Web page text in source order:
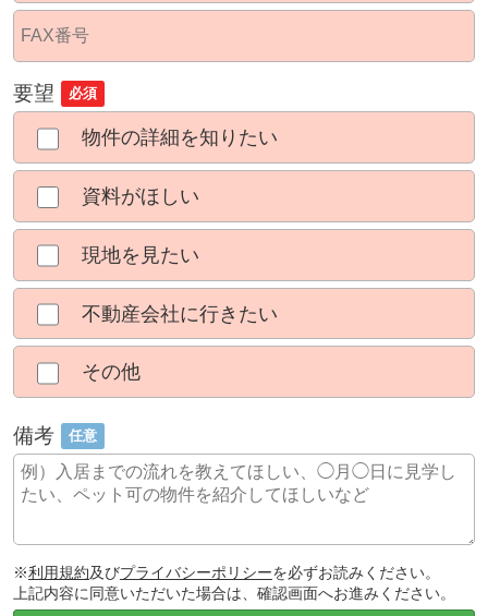
要望 必須
物件の詳細を知りたい
資料がほしい
現地を見たい
不動産会社に行きたい
その他
備考 任意
※利用規約及びプライバシーポリシーを必ずお読みください。
上記内容に同意いただいた場合は、確認画面へお進みください。